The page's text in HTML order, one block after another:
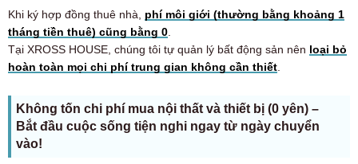
Khi ký hợp đồng thuê nhà, phí môi giới (thường bằng khoảng 1
tháng tiền thuê) cũng bằng 0
Tại XROSS HOUSE, chúng tôi tự quản lý bất động sản nên loại bỏ
hoàn toàn mọi chi phí trung gian không cần thiết
Không tốn chi phí mua nội thất và thiết bị (0 yên) –
Bắt đầu cuộc sống tiện nghi ngay từ ngày chuyển
vào!